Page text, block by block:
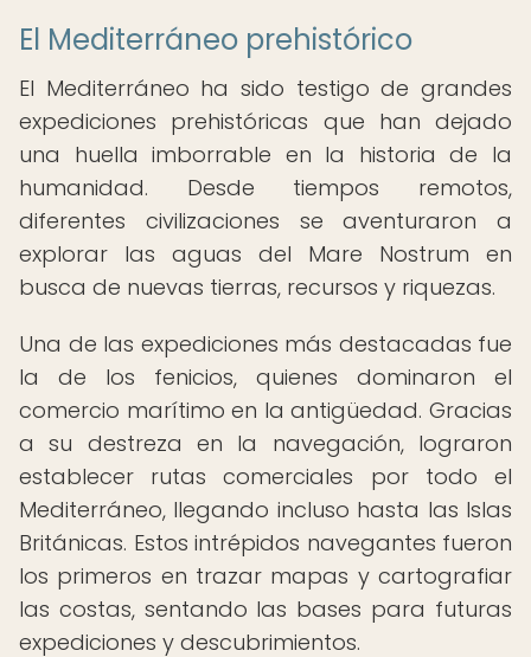
El Mediterráneo prehistórico
El Mediterráneo ha sido testigo de grandes
expediciones prehistóricas que han dejado
una huella imborrable en la historia de la
humanidad. Desde tiempos remotos,
diferentes civilizaciones se aventuraron a
explorar las aguas del Mare Nostrum en
busca de nuevas tierras, recursos y riquezas.
Una de las expediciones más destacadas fue
la de los fenicios, quienes dominaron el
comercio marítimo en la antigüedad. Gracias
a su destreza en la navegación, lograron
establecer rutas comerciales por todo el
Mediterráneo, llegando incluso hasta las Islas
Británicas. Estos intrépidos navegantes fueron
los primeros en trazar mapas y cartografiar
las costas, sentando las bases para futuras
expediciones y descubrimientos.